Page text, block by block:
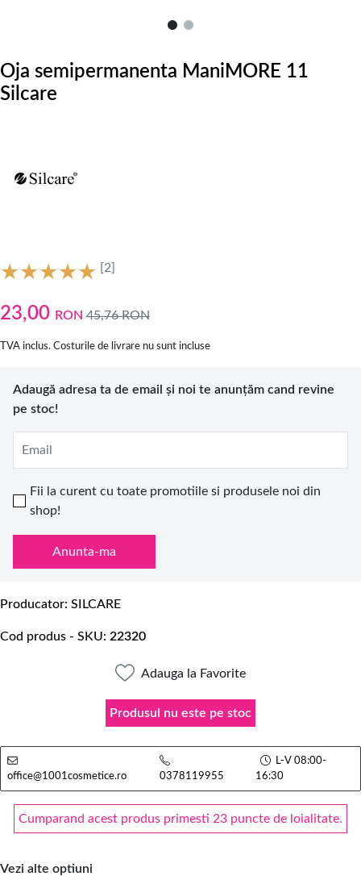
Oja semipermanenta ManiMORE 11
Silcare
[2]
23,00 RON 45,76RON
TVA inclus. Costurile de livrare nu sunt incluse
Adaugă adresa ta de email și noi te anunțăm cand revine
pe stoc!
Email
Fii la curent cu toate promotiile si produsele noi din
shop!
Anunta-ma
Producator SILCARE
Cod produs - SKU 22320
Adauga la Favorite
Produsul nu este pe stoc
office@1001cosmetice.ro 0378119955
L-V 08:00-
16:30
Cumparand acest produs primesti 23 puncte de loialitate.
Vezi alte optiuni